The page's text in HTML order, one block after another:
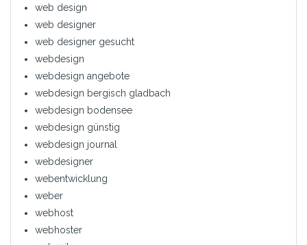
web design
web designer
web designer gesucht
webdesign
webdesign angebote
webdesign bergisch gladbach
webdesign bodensee
webdesign günstig
webdesign journal
webdesigner
webentwicklung
weber
webhost
webhoster